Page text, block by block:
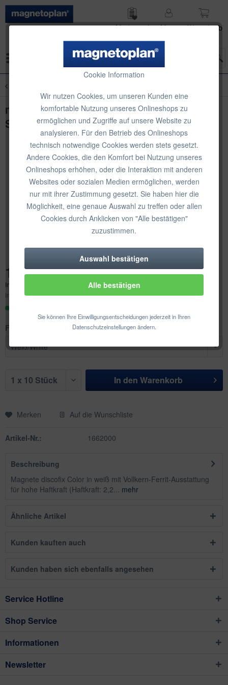
Merk­zettel
Mein
Waren­korb
Cookie Information
Wir nutzen Cookies, um unseren Kunden eine
komfortable Nutzung unseres Onlineshops zu
ermöglichen und Zugriffe auf unsere Website zu
analysieren. Für den Betrieb des Onlineshops
technisch notwendige Cookies werden stets gesetzt.
Andere Cookies, die den Komfort bei Nutzung unseres
Onlineshops erhöhen, oder die Interaktion mit anderen
Websites oder sozialen Medien ermöglichen, werden
nur mit ihrer Zustimmung gesetzt. Sie haben hier die
Möglichkeit, eine genaue Auswahl zu treffen oder allen
Cookies durch Anklicken von "Alle bestätigen"
zuzustimmen.
Technisch erforderlich
Komfortfunktionen
Auswahl bestätigen
Alle bestätigen
Sie können Ihre Einwilligungsentscheidungen jederzeit in Ihren
Datenschutzeinstellungen ändern.
magnetoplan Magnete Discofix Color, 10
Stk.
11,31 € *
Inhalt:
10 Stück (1,13 € * / 1 Stück)
inkl. MwSt.zzgl. Versandkosten
Farbe:
In den Warenkorb
Merken Auf die Wunschliste
Artikel-Nr.: 1662000
Beschreibung
Magnete discofix Color in weiß mit Vollkern-Ferrit-Ausstattung
für hohe Haftkraft (Haftkraft: 2,2... mehr
Ähnliche Artikel
Kunden kauften auch
Kunden haben sich ebenfalls angesehen
Service Hotline
Shop Service
Informationen
Newsletter